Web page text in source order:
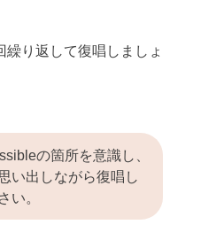
り返して復唱しましょ
の箇所を意識し、
い出しながら復唱し
い。